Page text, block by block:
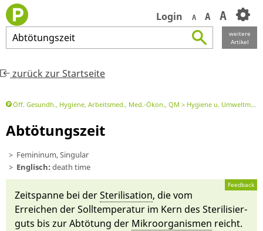
Login A A A
Abtötungszeit
weitere
Artikel
zurück zur Startseite
Öff. Gesundh., Hygiene, Arbeitsmed., Med.-Ökon., QM Hygiene u. Umweltmedizin
Abtötungszeit
Femininum, Singular
Englisch: death time
Feedback
Zeit­spanne bei derSterilisati­on, die vom
Erreichen der Soll­temperatur im Kern des Sterili­sier­
guts bis zur Ab­tötung der Mikro­or­ganis­men reicht.